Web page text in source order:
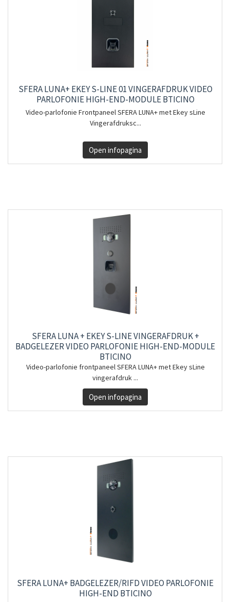
SFERA LUNA+ EKEY S-LINE 01 VINGERAFDRUK VIDEO
PARLOFONIE HIGH-END-MODULE BTICINO
Video-parlofonie Frontpaneel SFERA LUNA+ met Ekey sLine
Vingerafdruksc...
Open infopagina
SFERA LUNA + EKEY S-LINE VINGERAFDRUK +
BADGELEZER VIDEO PARLOFONIE HIGH-END-MODULE
BTICINO
Video-parlofonie frontpaneel SFERA LUNA+ met Ekey sLine
vingerafdruk ...
Open infopagina
SFERA LUNA+ BADGELEZER/RIFD VIDEO PARLOFONIE
HIGH-END BTICINO